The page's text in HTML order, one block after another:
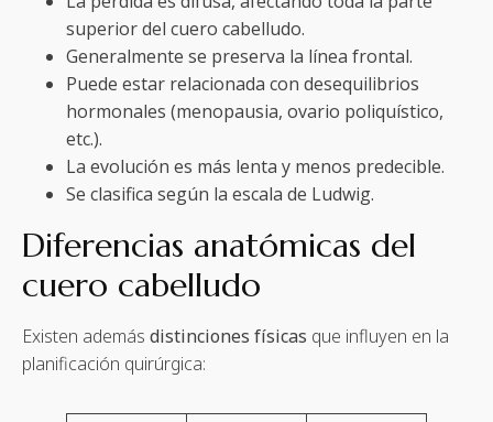
superior del cuero cabelludo.
Generalmente se preserva la línea frontal.
Puede estar relacionada con desequilibrios
hormonales (menopausia, ovario poliquístico,
etc.).
La evolución es más lenta y menos predecible.
Se clasifica según la escala de Ludwig.
Diferencias anatómicas del
cuero cabelludo
Existen además distinciones físicas que influyen en la
planificación quirúrgica: